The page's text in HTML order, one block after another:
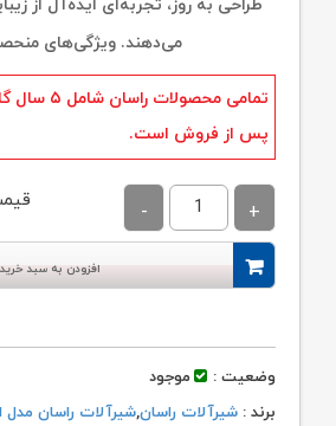
طراحی به روز، تجربه‌ای ایده‌آل از
می‌دهند. ویژگی‌های
تمامی
پس از فروش است.
افزودن به سبد خرید
وضعیت :
موجود
برند : شیرآلات راسان,شیرآلات راسان مدل